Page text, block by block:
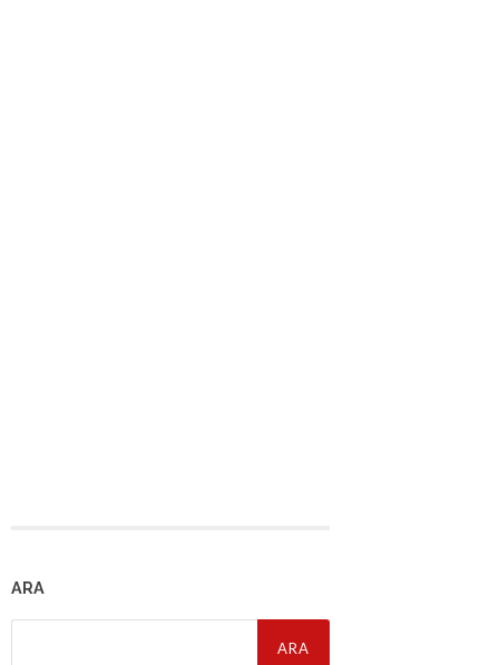
ARA